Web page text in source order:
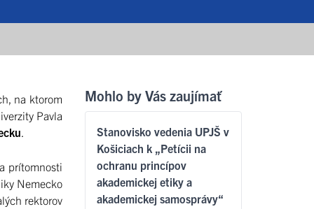
na ktorom
Pavla
.
prítomnosti
Nemecko
rektorov
Mohlo by Vás zaujímať
Stanovisko vedenia UPJŠ v
Košiciach k „Petícii na
ochranu princípov
akademickej etiky a
akademickej samosprávy“